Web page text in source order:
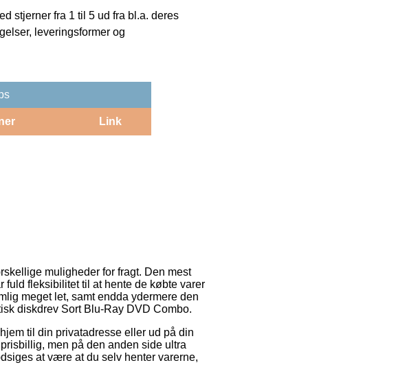
stjerner fra 1 til 5 ud fra bl.a. deres
leveringsformer og
Link
muligheder for fragt. Den mest
fuld fleksibilitet til at hente de købte varer
meget let, samt endda ydermere den
diskdrev Sort Blu-Ray DVD Combo.
til din privatadresse eller ud på din
men på den anden side ultra
at være at du selv henter varerne,